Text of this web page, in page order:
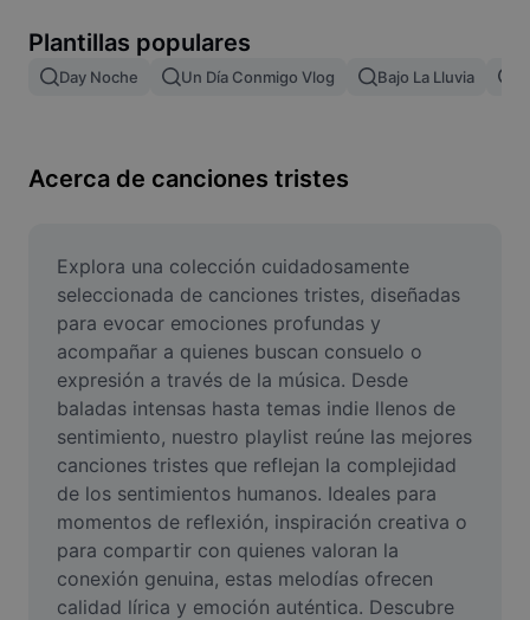
Image merge
Resize Image
Meme Generator
AI Text Remover
AI People Remover
AI Inpainting
Face Cutout
Video
Remove video BG
Plantillas populares
Day Noche Un Día Conmigo Vlog Bajo La Lluvia
Acerca de canciones tristes
Explora una colección cuidadosamente
seleccionada de canciones tristes, diseñadas
para evocar emociones profundas y
acompañar a quienes buscan consuelo o
expresión a través de la música. Desde
baladas intensas hasta temas indie llenos de
sentimiento, nuestro playlist reúne las mejores
canciones tristes que reflejan la complejidad
de los sentimientos humanos. Ideales para
momentos de reflexión, inspiración creativa o
para compartir con quienes valoran la
conexión genuina, estas melodías ofrecen
calidad lírica y emoción auténtica. Descubre